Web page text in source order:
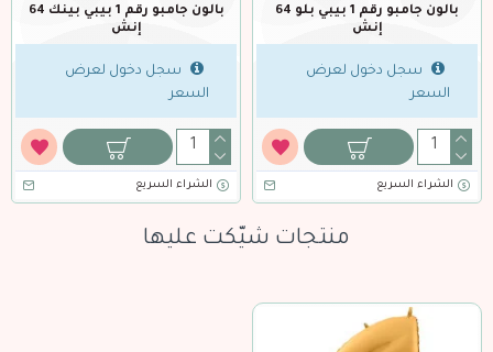
بالون جامبو رقم 1 بيبي بينك 64
سجل دخول لعرض
السعر
الشراء السريع
GBO-640201
سجل دخول لعرض
السعر
الشراء السريع
منتجات شيّكت عليها